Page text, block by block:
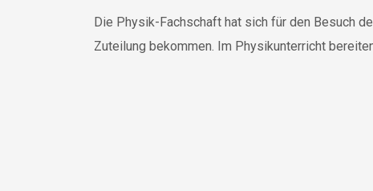
Die Physik-Fachschaft hat sich für den Besuch
Zuteilung bekommen. Im Physikunterricht